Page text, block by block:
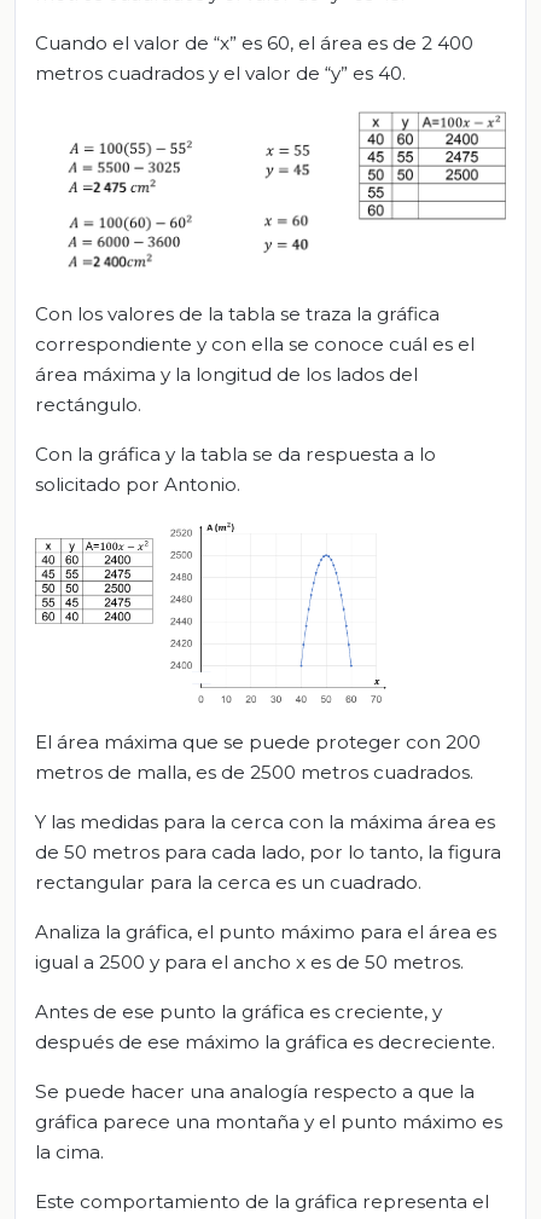
Cuando el valor de “x” es 60, el área es de 2 400
metros cuadrados y el valor de “y” es 40.
Con los valores de la tabla se traza la gráfica
correspondiente y con ella se conoce cuál es el
área máxima y la longitud de los lados del
rectángulo.
Con la gráfica y la tabla se da respuesta a lo
solicitado por Antonio.
El área máxima que se puede proteger con 200
metros de malla, es de 2500 metros cuadrados.
Y las medidas para la cerca con la máxima área es
de 50 metros para cada lado, por lo tanto, la figura
rectangular para la cerca es un cuadrado.
Analiza la gráfica, el punto máximo para el área es
igual a 2500 y para el ancho x es de 50 metros.
Antes de ese punto la gráfica es creciente, y
después de ese máximo la gráfica es decreciente.
Se puede hacer una analogía respecto a que la
gráfica parece una montaña y el punto máximo es
la cima.
Este comportamiento de la gráfica representa el